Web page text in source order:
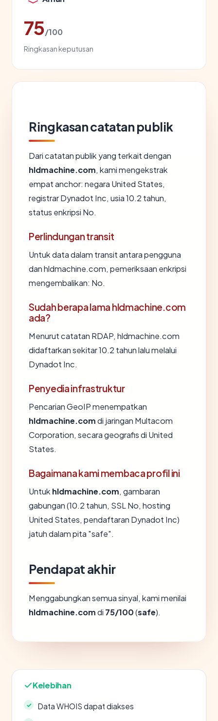
75/100
Ringkasan keputusan
Ringkasan catatan publik
Dari catatan publik yang terkait dengan
hldmachine.com, kami mengekstrak
empat anchor: negara United States,
registrar Dynadot Inc, usia 10.2 tahun,
status enkripsi No.
Perlindungan transit
Untuk data dalam transit antara pengguna
dan hldmachine.com, pemeriksaan enkripsi
mengembalikan: No.
Sudah berapa lama hldmachine.com
ada?
Menurut catatan RDAP, hldmachine.com
didaftarkan sekitar 10.2 tahun lalu melalui
Dynadot Inc.
Penyedia infrastruktur
Pencarian GeoIP menempatkan
hldmachine.comdi jaringan Multacom
Corporation, secara geografis di United
States.
Bagaimana kami membaca profil ini
Untuk hldmachine.com, gambaran
gabungan (10.2 tahun, SSL No, hosting
United States, pendaftaran Dynadot Inc)
jatuh dalam pita "safe".
Pendapat akhir
Menggabungkan semua sinyal, kami menilai
hldmachine.comdi 75/100(safe).
Kelebihan
Data WHOIS dapat diakses